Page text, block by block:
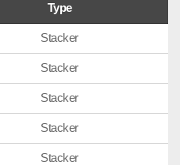
Type
Stacker
Stacker
Stacker
Stacker
Stacker